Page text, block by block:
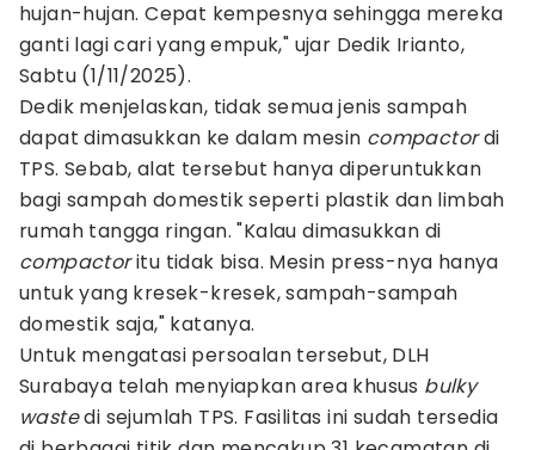
hujan-hujan. Cepat kempesnya sehingga mereka
ganti lagi cari yang empuk," ujar Dedik Irianto,
Sabtu (1/11/2025).
Dedik menjelaskan, tidak semua jenis sampah
dapat dimasukkan ke dalam mesin compactordi
TPS. Sebab, alat tersebut hanya diperuntukkan
bagi sampah domestik seperti plastik dan limbah
rumah tangga ringan. "Kalau dimasukkan di
compactoritu tidak bisa. Mesin press-nya hanya
untuk yang kresek-kresek, sampah-sampah
domestik saja," katanya.
Untuk mengatasi persoalan tersebut, DLH
Surabaya telah menyiapkan area khusus bulky
wastedi sejumlah TPS. Fasilitas ini sudah tersedia